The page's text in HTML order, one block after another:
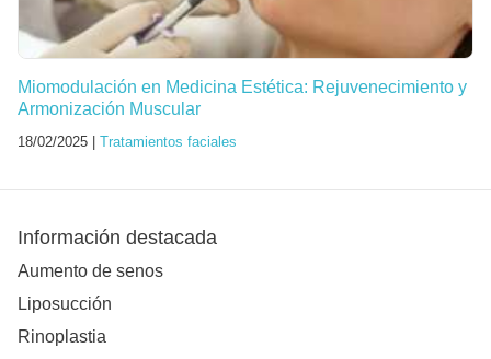
Miomodulación en Medicina Estética: Rejuvenecimiento y
Armonización Muscular
18/02/2025 | Tratamientos faciales
Información destacada
Aumento de senos
Liposucción
Rinoplastia